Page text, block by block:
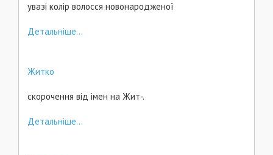
увазі колір волосся новонародженої
Детальніше...
Житко
скорочення від імен на Жит-.
Детальніше...